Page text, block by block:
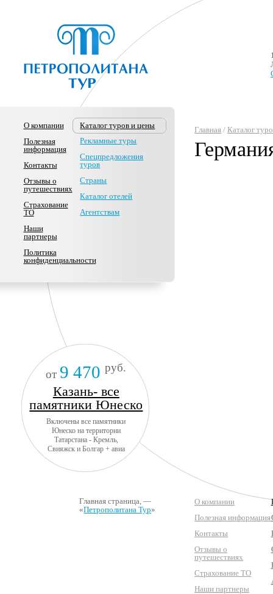
О компании
Полезная
информация
Контакты
Отзывы о
путешествиях
Страхование
ТО
Наши
партнеры
Политика
конфиденциальности
Каталог туров и цены
Рекламные туры
Спецпредложения
туров
Страны
Каталог отелей
Агентствам
от 9 470руб.
Казань- все
памятники Юнеско
Включены все памятники
Юнеско на территории
Татарстана - Кремль,
Свияжск и Болгар + авиа
Главная /Каталог
Главная страница, —
«Петрополитана Тур»
О компании
Полезная информация
Контакты
Отзывы о
путешествиях
Страхование ТО
Наши партнеры